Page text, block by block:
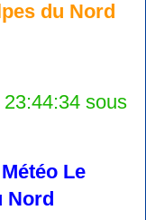
du Nord
sous
Météo Le
Nord